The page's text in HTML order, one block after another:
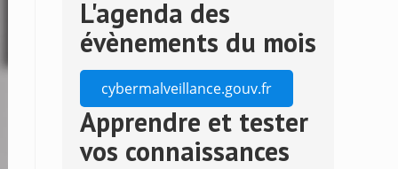
close
search
L'agenda des
évènements du mois
cybermalveillance.gouv.fr
Apprendre et tester
vos connaissances